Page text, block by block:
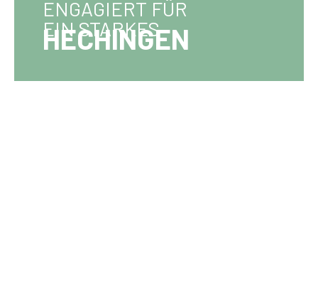
ENGAGIERT FÜR
EIN STARKES
HECHINGEN